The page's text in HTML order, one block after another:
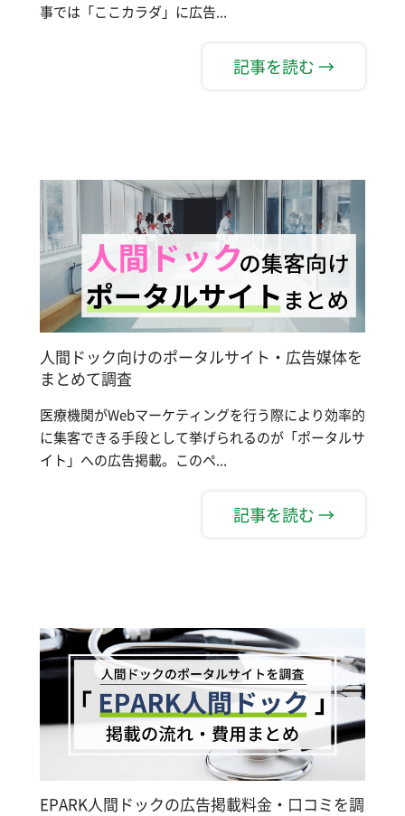
事では「ここカラダ」に広告...
記事を読む →
人間ドック向けのポータルサイト・広告媒体を
まとめて調査
医療機関がWebマーケティングを行う際により効率的
に集客できる手段として挙げられるのが「ポータルサ
イト」への広告掲載。このペ...
記事を読む →
EPARK人間ドックの広告掲載料金・口コミを調